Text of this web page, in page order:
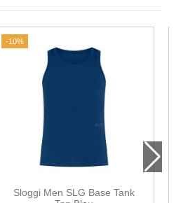
-10%
Sloggi Men SLG Base Tank